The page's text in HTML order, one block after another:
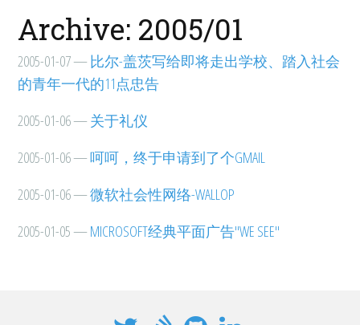
Archive: 2005/01
2005-01-07—比尔-盖茨写给即将走出学校、踏入社会
的青年一代的11点忠告
2005-01-06—关于礼仪
2005-01-06—呵呵，终于申请到了个GMAIL
2005-01-06—微软社会性网络-WALLOP
2005-01-05—MICROSOFT经典平面广告"WE SEE"